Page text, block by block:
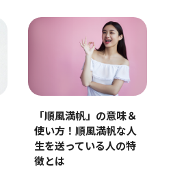
「順風満帆」の意味＆
使い方！順風満帆な人
生を送っている人の特
徴とは